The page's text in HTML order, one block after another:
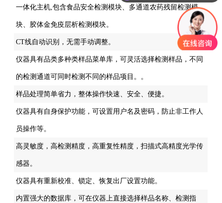
一体化主机,包含食品安全检测模块、多通道农药残留检测模
块、胶体金免疫层析检测模块。
CT线自动识别，无需手动调整。
仪器具有品类多种类样品菜单库，可灵活选择检测样品，不同
的检测通道可同时检测不同的样品项目。。
样品处理简单省力，整体操作快速、安全、便捷。
仪器具有自身保护功能，可设置用户名及密码，防止非工作人
员操作等。
高灵敏度，高检测精度，高重复性精度，扫描式高精度光学传
感器。
仪器具有重新校准、锁定、恢复出厂设置功能。
内置强大的数据库，可在仪器上直接选择样品名称、检测指